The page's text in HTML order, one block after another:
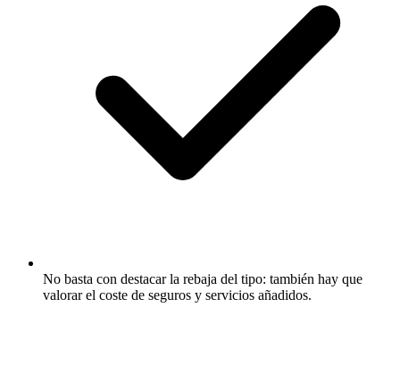
No basta con destacar la rebaja del tipo: también hay que
valorar el coste de seguros y servicios añadidos.